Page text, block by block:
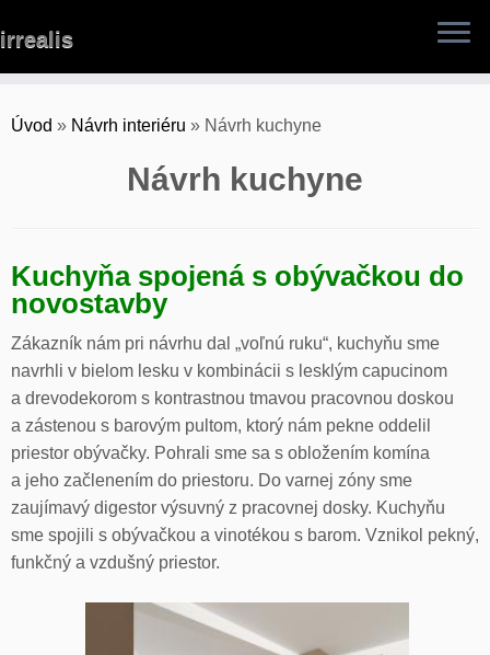
to
irrealis
Úvod » Návrh interiéru » Návrh kuchyne
Návrh kuchyne
Kuchyňa spojená s obývačkou do
novostavby
Zákazník nám pri návrhu dal „voľnú ruku“, kuchyňu sme
navrhli v bielom lesku v kombinácii s lesklým capucinom
a drevodekorom s kontrastnou tmavou pracovnou doskou
a zástenou s barovým pultom, ktorý nám pekne oddelil
priestor obývačky. Pohrali sme sa s obložením komína
a jeho začlenením do priestoru. Do varnej zóny sme
zaujímavý digestor výsuvný z pracovnej dosky. Kuchyňu
sme spojili s obývačkou a vinotékou s barom. Vznikol pekný,
funkčný a vzdušný priestor.